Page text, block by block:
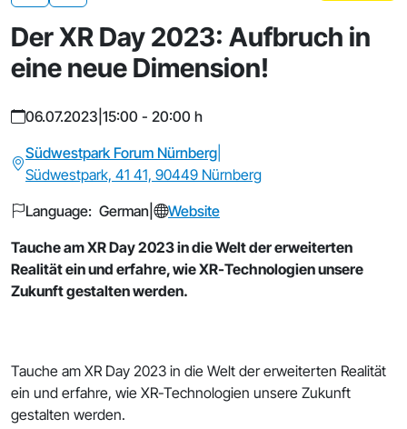
Share
Der XR Day 2023: Aufbruch in
eine neue Dimension!
06.07.2023 15:00 - 20:00 h
Südwestpark Forum Nürnberg
Südwestpark, 41 41, 90449 Nürnberg
Language: German
Website
Tauche am XR Day 2023 in die Welt der erweiterten
Realität ein und erfahre, wie XR-Technologien unsere
Zukunft gestalten werden.
Tauche am XR Day 2023 in die Welt der erweiterten Realität
ein und erfahre, wie XR-Technologien unsere Zukunft
gestalten werden.